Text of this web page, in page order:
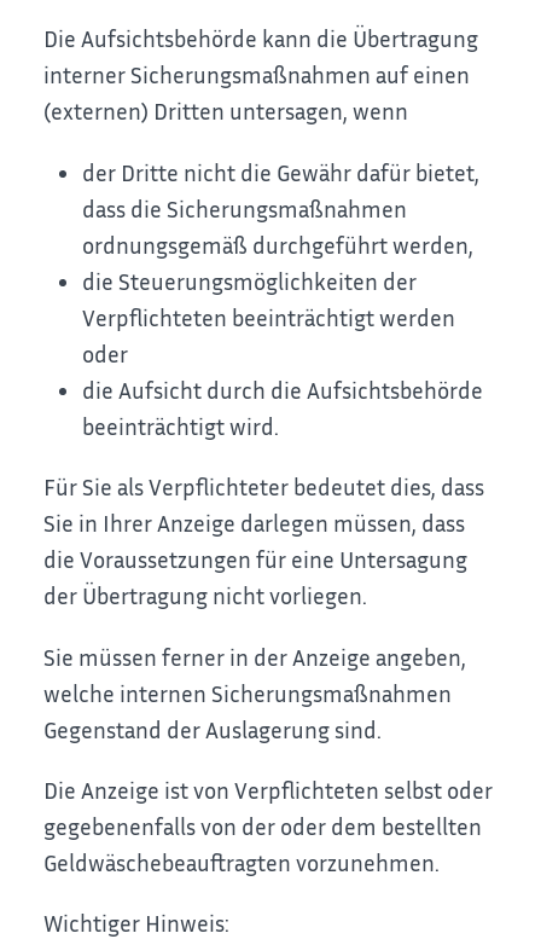
Die Aufsichtsbehörde kann die Übertragung
interner Sicherungsmaßnahmen auf einen
(externen) Dritten untersagen, wenn
der Dritte nicht die Gewähr dafür bietet,
dass die Sicherungsmaßnahmen
ordnungsgemäß durchgeführt werden,
die Steuerungsmöglichkeiten der
Verpflichteten beeinträchtigt werden
oder
die Aufsicht durch die Aufsichtsbehörde
beeinträchtigt wird.
Für Sie als Verpflichteter bedeutet dies, dass
Sie in Ihrer Anzeige darlegen müssen, dass
die Voraussetzungen für eine Untersagung
der Übertragung nicht vorliegen.
Sie müssen ferner in der Anzeige angeben,
welche internen Sicherungsmaßnahmen
Gegenstand der Auslagerung sind.
Die Anzeige ist von Verpflichteten selbst oder
gegebenenfalls von der oder dem bestellten
Geldwäschebeauftragten vorzunehmen.
Wichtiger Hinweis: